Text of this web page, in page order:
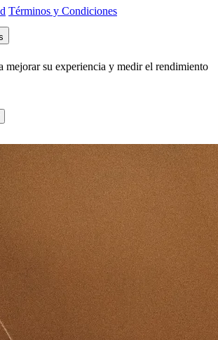
Términos y Condiciones
mejorar su experiencia y medir el rendimiento